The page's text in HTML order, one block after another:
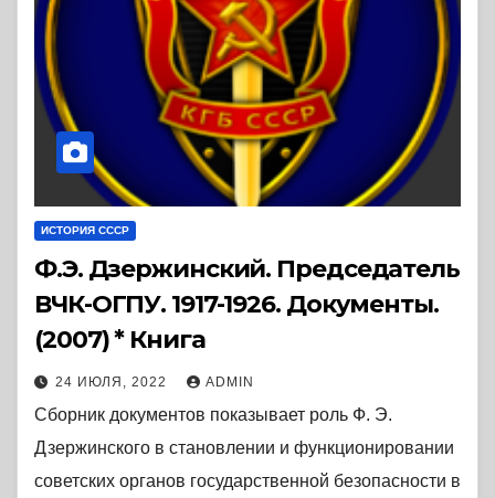
ИСТОРИЯ СССР
Ф.Э. Дзержинский. Председатель
ВЧК-ОГПУ. 1917-1926. Документы.
(2007) * Книга
24 ИЮЛЯ, 2022 ADMIN
Сборник документов показывает роль Ф. Э.
Дзержинского в становлении и функционировании
советских органов государственной безопасности в